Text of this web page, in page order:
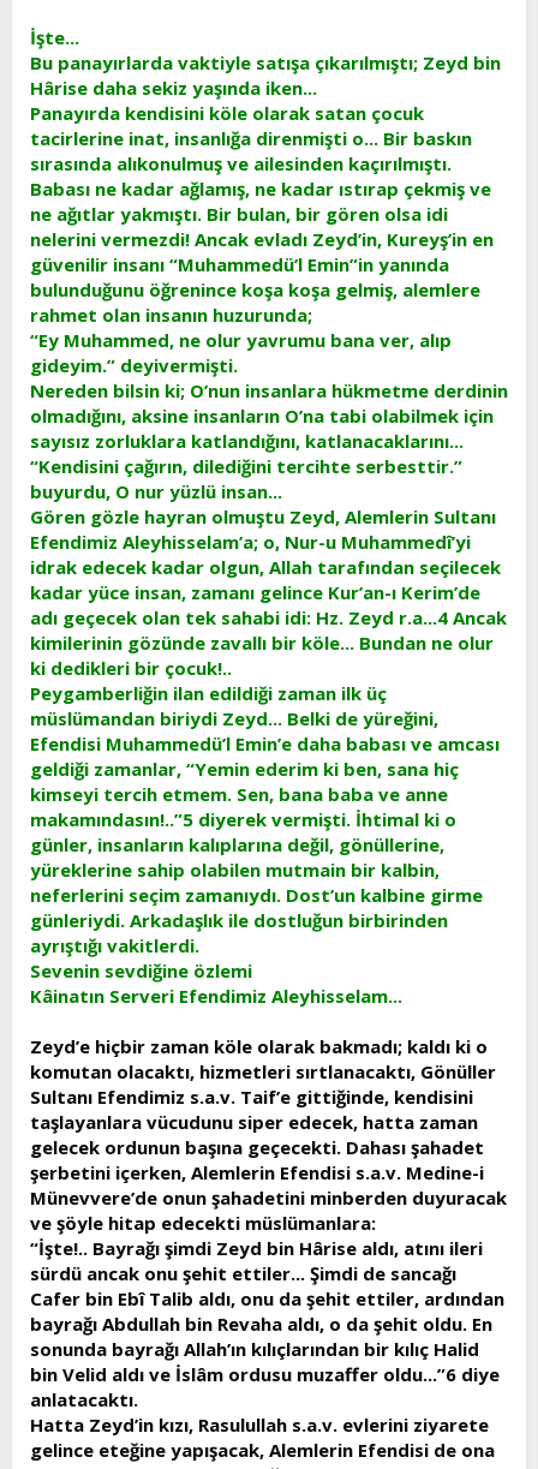
İşte...
Bu panayırlarda vaktiyle satışa çıkarılmıştı; Zeyd bin
Hârise daha sekiz yaşında iken...
Panayırda kendisini köle olarak satan çocuk
tacirlerine inat, insanlığa direnmişti o... Bir baskın
sırasında alıkonulmuş ve ailesinden kaçırılmıştı.
Babası ne kadar ağlamış, ne kadar ıstırap çekmiş ve
ne ağıtlar yakmıştı. Bir bulan, bir gören olsa idi
nelerini vermezdi! Ancak evladı Zeyd’in, Kureyş’in en
güvenilir insanı “Muhammedü’l Emin”in yanında
bulunduğunu öğrenince koşa koşa gelmiş, alemlere
rahmet olan insanın huzurunda;
“Ey Muhammed, ne olur yavrumu bana ver, alıp
gideyim.” deyivermişti.
Nereden bilsin ki; O’nun insanlara hükmetme derdinin
olmadığını, aksine insanların O’na tabi olabilmek için
sayısız zorluklara katlandığını, katlanacaklarını...
“Kendisini çağırın, dilediğini tercihte serbesttir.”
buyurdu, O nur yüzlü insan...
Gören gözle hayran olmuştu Zeyd, Alemlerin Sultanı
Efendimiz Aleyhisselam’a; o, Nur-u Muhammedî’yi
idrak edecek kadar olgun, Allah tarafından seçilecek
kadar yüce insan, zamanı gelince Kur’an-ı Kerim’de
adı geçecek olan tek sahabi idi: Hz. Zeyd r.a...4 Ancak
kimilerinin gözünde zavallı bir köle... Bundan ne olur
ki dedikleri bir çocuk!..
Peygamberliğin ilan edildiği zaman ilk üç
müslümandan biriydi Zeyd... Belki de yüreğini,
Efendisi Muhammedü’l Emin’e daha babası ve amcası
geldiği zamanlar, “Yemin ederim ki ben, sana hiç
kimseyi tercih etmem. Sen, bana baba ve anne
makamındasın!..”5 diyerek vermişti. İhtimal ki o
günler, insanların kalıplarına değil, gönüllerine,
yüreklerine sahip olabilen mutmain bir kalbin,
neferlerini seçim zamanıydı. Dost’un kalbine girme
günleriydi. Arkadaşlık ile dostluğun birbirinden
ayrıştığı vakitlerdi.
Sevenin sevdiğine özlemi
Kâinatın Serveri Efendimiz Aleyhisselam...
Zeyd’e hiçbir zaman köle olarak bakmadı; kaldı ki o
komutan olacaktı, hizmetleri sırtlanacaktı, Gönüller
Sultanı Efendimiz s.a.v. Taif’e gittiğinde, kendisini
taşlayanlara vücudunu siper edecek, hatta zaman
gelecek ordunun başına geçecekti. Dahası şahadet
şerbetini içerken, Alemlerin Efendisi s.a.v. Medine-i
Münevvere’de onun şahadetini minberden duyuracak
ve şöyle hitap edecekti müslümanlara:
“İşte!.. Bayrağı şimdi Zeyd bin Hârise aldı, atını ileri
sürdü ancak onu şehit ettiler... Şimdi de sancağı
Cafer bin Ebî Talib aldı, onu da şehit ettiler, ardından
bayrağı Abdullah bin Revaha aldı, o da şehit oldu. En
sonunda bayrağı Allah’ın kılıçlarından bir kılıç Halid
bin Velid aldı ve İslâm ordusu muzaffer oldu...”6 diye
anlatacaktı.
Hatta Zeyd’in kızı, Rasulullah s.a.v. evlerini ziyarete
gelince eteğine yapışacak, Alemlerin Efendisi de ona